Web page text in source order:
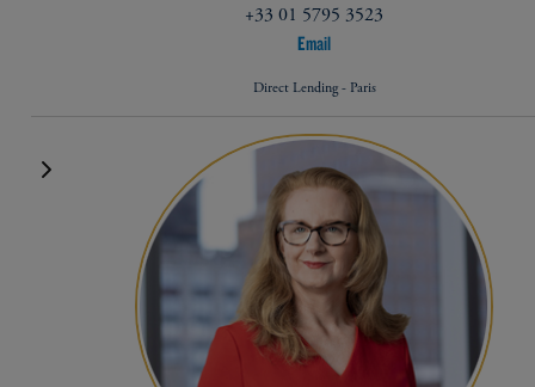
+33 01 5795 3523
Email
Direct Lending - Paris